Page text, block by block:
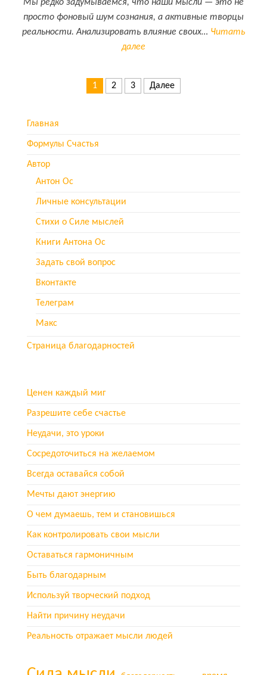
Мы редко задумываемся, что наши мысли — это не
просто фоновый шум сознания, а активные творцы
реальности. Анализировать влияние своих… Читать
далее
Пагинация записей
1 2 3 Далее
Главная
Формулы Счастья
Автор
Антон Ос
Личные консультации
Стихи о Силе мыслей
Книги Антона Ос
Задать свой вопрос
Вконтакте
Телеграм
Макс
Страница благодарностей
Ценен каждый миг
Разрешите себе счастье
Неудачи, это уроки
Сосредоточиться на желаемом
Всегда оставайся собой
Мечты дают энергию
О чем думаешь, тем и становишься
Как контролировать свои мысли
Оставаться гармоничным
Быть благодарным
Используй творческий подход
Найти причину неудачи
Реальность отражает мысли людей